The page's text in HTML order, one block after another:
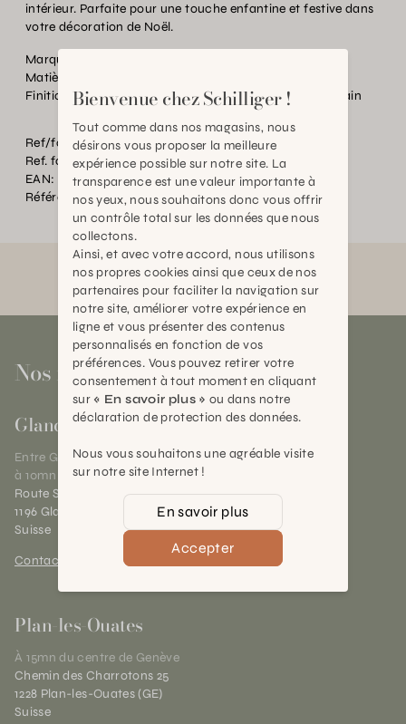
intérieur. Parfaite pour une touche enfantine et festive dans
votre décoration de Noël.
Marque:
Matière:
Finition:
Soufflé à la bouche et peint à la main
Ref/fourn. Couleur: rouge noel
Ref. fournisseur:
50321
EAN:
2000000598521
Référence:
BT.P89382.0000.RG07.0000
Nos magasins
Gland
Entre Genève et Lausanne,
à 10mn de Nyon
Route Suisse 40
1196 Gland (VD)
Suisse
Contact et horaires
Plan-les-Ouates
À 15mn du centre de Genève
Chemin des Charrotons 25
1228 Plan-les-Ouates (GE)
Suisse
Bienvenue chez Schilliger !
Tout comme dans nos magasins, nous
désirons vous proposer la meilleure
expérience possible sur notre site. La
transparence est une valeur importante à
nos yeux, nous souhaitons donc vous offrir
un contrôle total sur les données que nous
collectons.
Ainsi, et avec votre accord, nous utilisons
nos propres cookies ainsi que ceux de nos
partenaires pour faciliter la navigation sur
notre site, améliorer votre expérience en
ligne et vous présenter des contenus
personnalisés en fonction de vos
préférences. Vous pouvez retirer votre
consentement à tout moment en cliquant
sur « En savoir plus » ou dans notre
déclaration de protection des données.
Nous vous souhaitons une agréable visite
sur notre site Internet !
En savoir plus
Accepter